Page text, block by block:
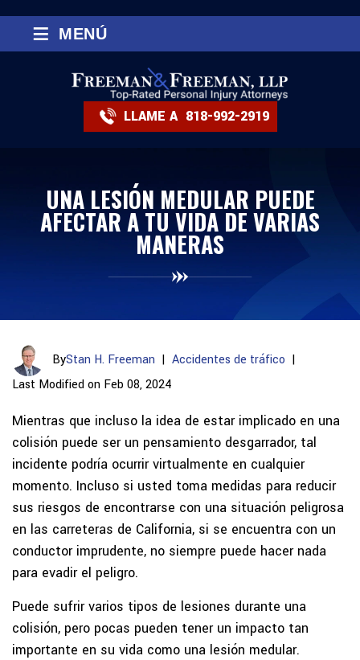
LLAME A 818-992-2919
≡ MENÚ
UNA LESIÓN MEDULAR PUEDE
AFECTAR A TU VIDA DE VARIAS
MANERAS
ByStan H. Freeman | Accidentes de tráfico |
Last Modified on Feb 08, 2024
Mientras que incluso la idea de estar implicado en una
colisión puede ser un pensamiento desgarrador, tal
incidente podría ocurrir virtualmente en cualquier
momento. Incluso si usted toma medidas para reducir
sus riesgos de encontrarse con una situación peligrosa
en las carreteras de California, si se encuentra con un
conductor imprudente, no siempre puede hacer nada
para evadir el peligro.
Puede sufrir varios tipos de lesiones durante una
colisión, pero pocas pueden tener un impacto tan
importante en su vida como una lesión medular.